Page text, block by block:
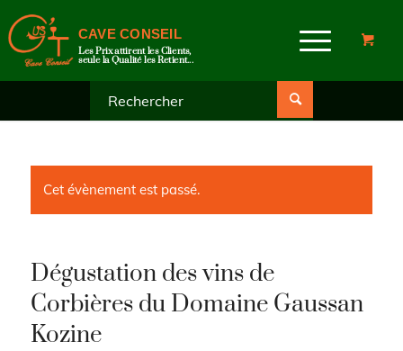
CAVE CONSEIL
Les Prix attirent les Clients,
seule la Qualité les Retient...
Cet évènement est passé.
Dégustation des vins de
Corbières du Domaine Gaussan
Kozine